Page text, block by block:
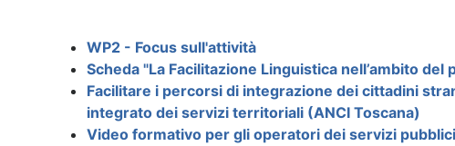
WP2 - Focus sull'attività
Scheda "La Facilitazione Linguistica nell’ambito
Facilitare i percorsi di integrazione dei cittadini
integrato dei servizi territoriali (ANCI Toscana)
Video formativo per gli operatori dei servizi